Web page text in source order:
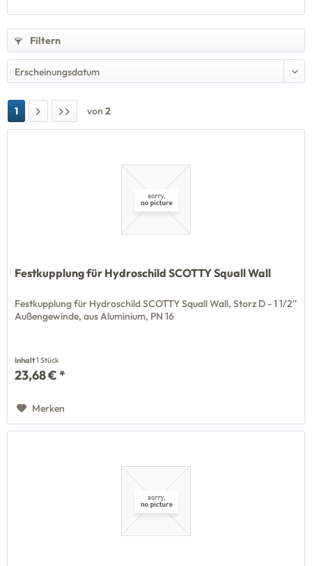
Filtern
1 von 2
Festkupplung für Hydroschild SCOTTY Squall Wall
Festkupplung für Hydroschild SCOTTY Squall Wall, Storz D - 1 1/2''
Außengewinde, aus Aluminium, PN 16
Inhalt1 Stück
23,68 € *
Merken